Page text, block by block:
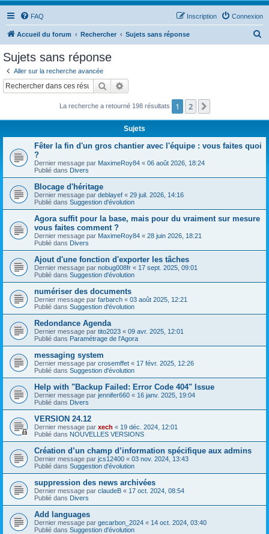
FAQ Connexion
Inscription
Accueil du forum Rechercher Sujets sans réponse
c
Sujets sans réponse
Aller sur la recherche avancée
Rechercher
La recherche a retourné 198 résultats 1 2
Sujets
Fêter la fin d'un gros chantier avec l'équipe : vous faites quoi
?
Dernier message par MaximeRoy84 « 06 août 2026, 18:24
Publié dans Divers
Blocage d'héritage
Dernier message par deblayef « 29 juil. 2026, 14:16
Publié dans Suggestion d'évolution
Agora suffit pour la base, mais pour du vraiment sur mesure
vous faites comment ?
Dernier message par MaximeRoy84 « 28 juin 2026, 18:21
Publié dans Divers
Ajout d'une fonction d'exporter les tâches
Dernier message par nobug008fr « 17 sept. 2025, 09:01
Publié dans Suggestion d'évolution
numériser des documents
Dernier message par farbarch « 03 août 2025, 12:21
Publié dans Suggestion d'évolution
Redondance Agenda
Dernier message par tito2023 « 09 avr. 2025, 12:01
Publié dans Paramétrage de l'Agora
messaging system
Dernier message par crosemffet « 17 févr. 2025, 12:26
Publié dans Suggestion d'évolution
Help with "Backup Failed: Error Code 404" Issue
Dernier message par jennifer660 « 16 janv. 2025, 19:04
Publié dans Divers
VERSION 24.12
Dernier message par xech « 19 déc. 2024, 12:01
Publié dans NOUVELLES VERSIONS
Création d’un champ d’information spécifique aux admins
Dernier message par jcs12400 « 03 nov. 2024, 13:43
Publié dans Suggestion d'évolution
suppression des news archivées
Dernier message par claudeB « 17 oct. 2024, 08:54
Publié dans Divers
Add languages
Dernier message par gecarbon_2024 « 14 oct. 2024, 03:40
Publié dans Suggestion d'évolution